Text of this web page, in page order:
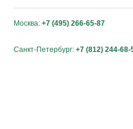
Москва: +7 (495) 266-65-87
Санкт-Петербург: +7 (812) 244-68-